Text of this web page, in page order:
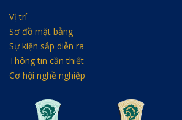
Vị trí
Sơ đồ mặt bằng
Sự kiện sắp diễn ra
Thông tin cần thiết
Cơ hội nghề nghiệp